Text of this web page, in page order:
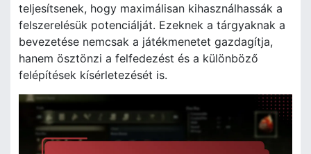
teljesítsenek, hogy maximálisan kihasználhassák a
felszerelésük potenciálját. Ezeknek a tárgyaknak a
bevezetése nemcsak a játékmenetet gazdagítja,
hanem ösztönzi a felfedezést és a különböző
felépítések kísérletezését is.